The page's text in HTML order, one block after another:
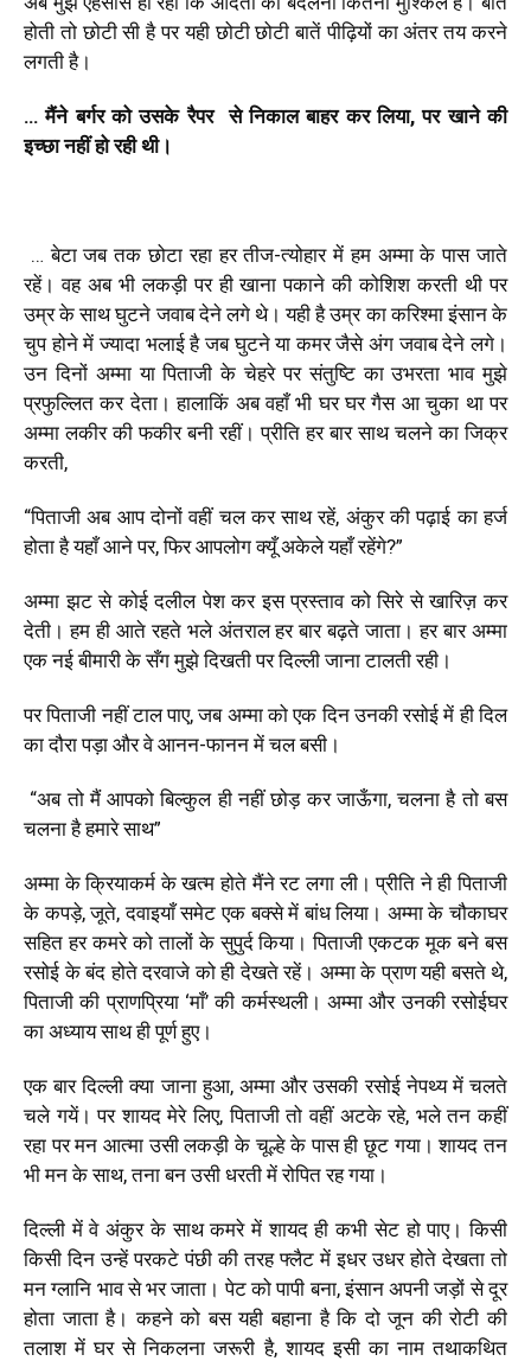
होती तो छोटी सी है पर यही छोटी छोटी बातें पीढ़ियों का अंतर तय करने
लगती है।
… मैंने बर्गर को उसके रैपर से निकाल बाहर कर लिया, पर खाने की
इच्छा नहीं हो रही थी।
… बेटा जब तक छोटा रहा हर तीज-त्योहार में हम अम्मा के पास जाते
रहें। वह अब भी लकड़ी पर ही खाना पकाने की कोशिश करती थी पर
उम्र के साथ घुटने जवाब देने लगे थे। यही है उम्र का करिश्मा इंसान के
चुप होने में ज्यादा भलाई है जब घुटने या कमर जैसे अंग जवाब देने लगे।
उन दिनों अम्मा या पिताजी के चेहरे पर संतुष्टि का उभरता भाव मुझे
प्रफुल्लित कर देता। हालाकिं अब वहाँ भी घर घर गैस आ चुका था पर
अम्मा लकीर की फकीर बनी रहीं। प्रीति हर बार साथ चलने का जिक्र
करती,
“पिताजी अब आप दोनों वहीं चल कर साथ रहें, अंकुर की पढ़ाई का हर्ज
होता है यहाँ आने पर, फिर आपलोग क्यूँ अकेले यहाँ रहेंगे?”
अम्मा झट से कोई दलील पेश कर इस प्रस्ताव को सिरे से खारिज़ कर
देती। हम ही आते रहते भले अंतराल हर बार बढ़ते जाता। हर बार अम्मा
एक नई बीमारी के सँग मुझे दिखती पर दिल्ली जाना टालती रही।
पर पिताजी नहीं टाल पाए, जब अम्मा को एक दिन उनकी रसोई में ही दिल
का दौरा पड़ा और वे आनन-फानन में चल बसी।
“अब तो मैं आपको बिल्कुल ही नहीं छोड़ कर जाऊँगा, चलना है तो बस
चलना है हमारे साथ”
अम्मा के क्रियाकर्म के खत्म होते मैंने रट लगा ली। प्रीति ने ही पिताजी
के कपड़े, जूते, दवाइयाँ समेट एक बक्से में बांध लिया। अम्मा के चौकाघर
सहित हर कमरे को तालों के सुपुर्द किया। पिताजी एकटक मूक बने बस
रसोई के बंद होते दरवाजे को ही देखते रहें। अम्मा के प्राण यही बसते थे,
पिताजी की प्राणप्रिया ‘माँ’ की कर्मस्थली। अम्मा और उनकी रसोईघर
का अध्याय साथ ही पूर्ण हुए।
एक बार दिल्ली क्या जाना हुआ, अम्मा और उसकी रसोई नेपथ्य में चलते
चले गयें। पर शायद मेरे लिए, पिताजी तो वहीं अटके रहे, भले तन कहीं
रहा पर मन आत्मा उसी लकड़ी के चूल्हे के पास ही छूट गया। शायद तन
भी मन के साथ, तना बन उसी धरती में रोपित रह गया।
दिल्ली में वे अंकुर के साथ कमरे में शायद ही कभी सेट हो पाए। किसी
किसी दिन उन्हें परकटे पंछी की तरह फ्लैट में इधर उधर होते देखता तो
मन ग्लानि भाव से भर जाता। पेट को पापी बना, इंसान अपनी जड़ों से दूर
होता जाता है। कहने को बस यही बहाना है कि दो जून की रोटी की
तलाश में घर से निकलना जरूरी है, शायद इसी का नाम तथाकथित